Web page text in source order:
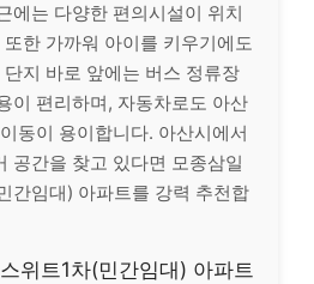
에는 다양한 편의시설이 위치
한 가까워 아이를 키우기에도
지 바로 앞에는 버스 정류장
이 편리하며, 자동차로도 아산
동이 용이합니다. 아산시에서
공간을 찾고 있다면 모종삼일
간임대) 아파트를 강력 추천합
위트1차(민간임대) 아파트